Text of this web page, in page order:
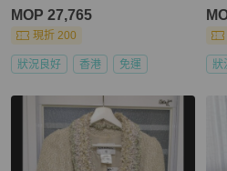
MOP 27,765
現折 200
狀況良好 香港 免運 狀